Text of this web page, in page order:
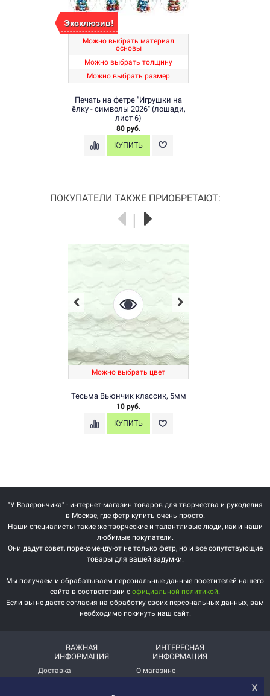
Эксклюзив!
Можно выбрать материал
основы
Можно выбрать толщину
Можно выбрать размер
Печать на фетре "Игрушки на
ёлку - символы 2026" (лошади,
лист 6)
80 руб.
ПОКУПАТЕЛИ ТАКЖЕ ПРИОБРЕТАЮТ:
Можно выбрать цвет
Тесьма Вьюнчик классик, 5мм
10 руб.
"У Валерончика" - интернет-магазин товаров для творчества и рукоделия
в Москве, где фетр купить очень просто.
Наши специалисты такие же творческие и талантливые люди, как и наши
любимые покупатели.
Они дадут совет, порекомендуют не только фетр, но и все сопутствующие
товары для вашей задумки.
Мы получаем и обрабатываем персональные данные посетителей нашего
сайта в соответствии с официальной политикой.
Если вы не даете согласия на обработку своих персональных данных, вам
необходимо покинуть наш сайт.
ВАЖНАЯ
ИНФОРМАЦИЯ
Доставка
ИНТЕРЕСНАЯ
ИНФОРМАЦИЯ
О магазине
х